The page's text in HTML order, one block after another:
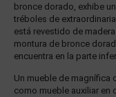
bronce dorado, exhibe
tréboles de
está revestido de
montura de bronce
encuentra en la parte
Un mueble de magnífica
como mueble auxiliar en